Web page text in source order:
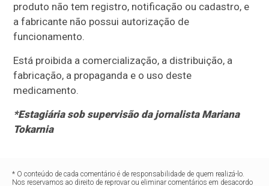
produto não tem registro, notificação ou cadastro, e
a fabricante não possui autorização de
funcionamento.
Está proibida a comercialização, a distribuição, a
fabricação, a propaganda e o uso deste
medicamento.
*Estagiária sob supervisão da jornalista Mariana
Tokarnia
* O conteúdo de cada comentário é de responsabilidade de quem realizá-lo.
Nos reservamos ao direito de reprovar ou eliminar comentários em desacordo